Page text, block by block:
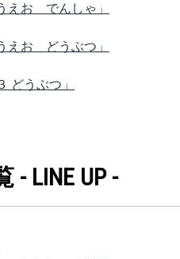
えお でんしゃ」
えお どうぶつ」
どうぶつ」
LINE UP -